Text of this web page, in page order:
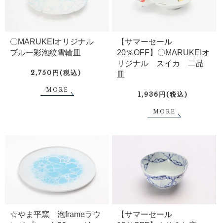
〇MARUKEIオリジナル
ブルー彩泡紋雪輪皿
2,750円(税込)
MORE
【サマーセール
20％OFF】〇MARUKEIオ
リジナル スイカ 二品
皿
1,936円(税込)
MORE
☆やま平窯 泡frameラウ
【サマーセール